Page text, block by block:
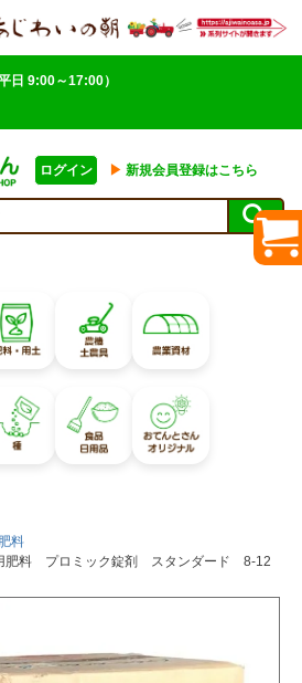
平日 9:00～17:00）
ログイン ▶︎ 新規会員登録はこちら
料
肥料 プロミック錠剤 スタンダード 8-12